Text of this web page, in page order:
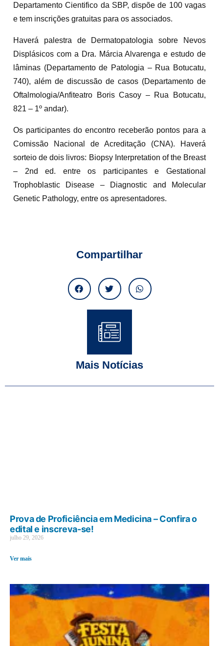
Departamento Cientifico da SBP, dispõe de 100 vagas
e tem inscrições gratuitas para os associados.
Haverá palestra de Dermatopatologia sobre Nevos
Displásicos com a Dra. Márcia Alvarenga e estudo de
lâminas (Departamento de Patologia – Rua Botucatu,
740), além de discussão de casos (Departamento de
Oftalmologia/Anfiteatro Boris Casoy – Rua Botucatu,
821 – 1º andar).
Os participantes do encontro receberão pontos para a
Comissão Nacional de Acreditação (CNA). Haverá
sorteio de dois livros: Biopsy Interpretation of the Breast
– 2nd ed. entre os participantes e Gestational
Trophoblastic Disease – Diagnostic and Molecular
Genetic Pathology, entre os apresentadores.
Compartilhar
Mais Notícias
Prova de Proficiência em Medicina – Confira o
edital e inscreva-se!
julho 29, 2026
Ver mais